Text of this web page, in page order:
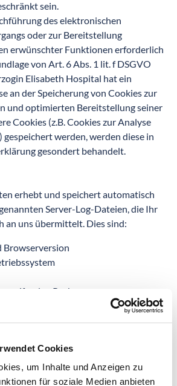
Cookies
um Inhalte und Anzeigen zu
für soziale Medien anbieten
sein.
des elektronischen
oder zur Bereitstellung
erwünschter Funktionen erforderlich
von Art. 6 Abs. 1 lit. f DSGVO
Elisabeth Hospital hat ein
an der Speicherung von Cookies zur
und optimierten Bereitstellung seiner
Cookies (z.B. Cookies zur Analyse
werden, werden diese in
gesondert behandelt.
erhebt und speichert automatisch
Server-Log-Dateien, die Ihr
an uns übermittelt. Dies sind:
Browserversion
Rechners
dieser Daten mit anderen
ist Art. 6 Abs. 1 lit. f